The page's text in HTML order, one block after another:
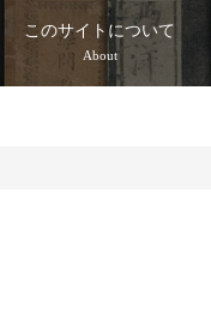
このサイトについて
About